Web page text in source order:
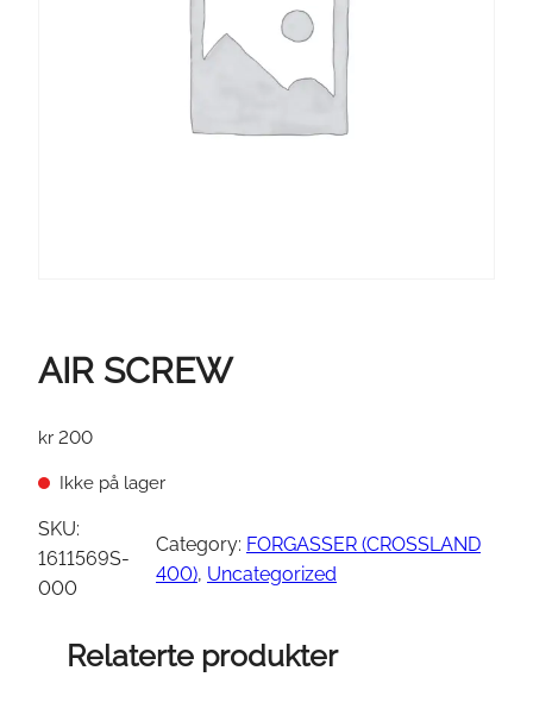
AIR SCREW
kr 200
Ikke på lager
SKU:
1611569S-
000
Category: FORGASSER (CROSSLAND
400), Uncategorized
Relaterte produkter